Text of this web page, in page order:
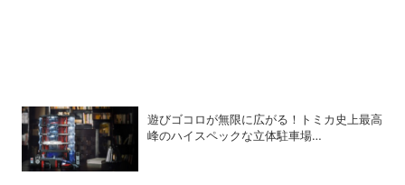
遊びゴコロが無限に広がる！トミカ史上最高
峰のハイスペックな立体駐車場